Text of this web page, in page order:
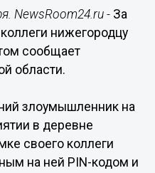
NewsRoom24.ru - За
нижегородцу
сообщает
области.
злоумышленник на
в деревне
своего коллеги
на ней PIN-кодом и